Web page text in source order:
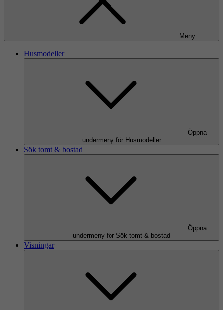
Meny
Husmodeller
Öppna
undermeny för Husmodeller
Sök tomt & bostad
Öppna
undermeny för Sök tomt & bostad
Visningar